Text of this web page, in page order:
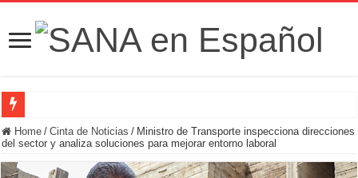
Fuerzas de Seguridad hallan fosa común con nueve cadáveres en la zona rural
Home / Cinta de Noticias / Ministro de Transporte inspecciona direcciones
del sector y analiza soluciones para mejorar entorno laboral